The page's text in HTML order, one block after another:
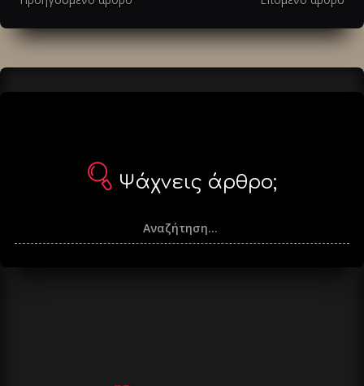
άρθρα
Ψάχνεις άρθρο;